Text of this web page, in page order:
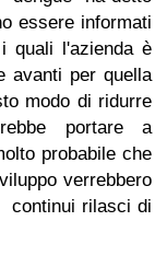
essere informati
quali l'azienda è
avanti per quella
modo di ridurre
portare a
probabile che
verrebbero
continui rilasci di